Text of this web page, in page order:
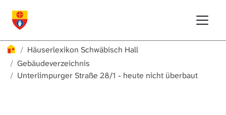
Häuserlexikon
Häuserlexikon Schwäbisch Hall
Gebäudeverzeichnis
Unterlimpurger Straße 28/1 - heute nicht überbaut
Häuserlexikon Steinbach